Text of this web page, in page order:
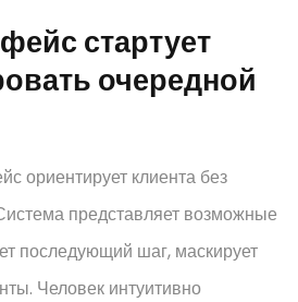
стартует
очередной
ориентирует клиента без
представляет возможные
последующий шаг, маскирует
Человек интуитивно